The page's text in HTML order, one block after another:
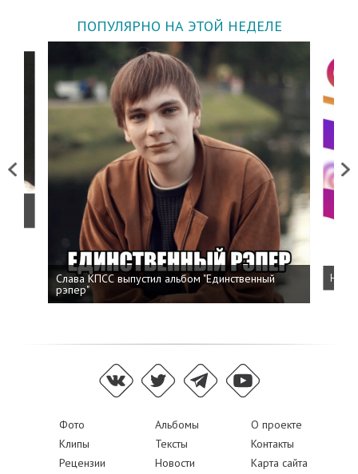
ПОПУЛЯРНО НА ЭТОЙ НЕДЕЛЕ
Previous
Слава КПСС выпустил альбом "Единственный
рэпер"
Next
Фото Альбомы
О проекте
Клипы
Тексты
Контакты
Рецензии
Новости Карта сайта